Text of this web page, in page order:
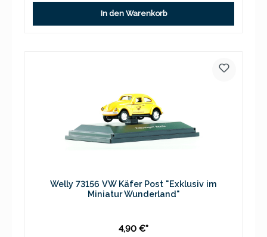
In den Warenkorb
Welly 73156 VW Käfer Post "Exklusiv im
Miniatur Wunderland"
4,90 €*